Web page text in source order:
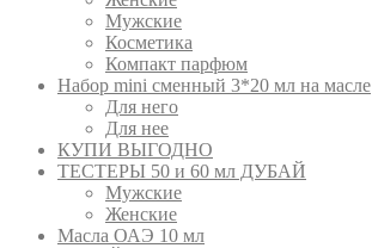
Мужские
Косметика
Компакт парфюм
Набор mini сменный 3*20 мл на масле
Для него
Для нее
КУПИ ВЫГОДНО
ТЕСТЕРЫ 50 и 60 мл ДУБАЙ
Мужские
Женские
Масла ОАЭ 10 мл